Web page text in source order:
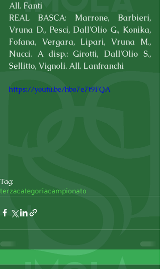
All. Fanti
REAL BASCA: Marrone, Barbieri,
Vruna D., Pesci, Dall'Olio G., Konika,
Fofana, Vergara, Lipari, Vruna M.,
Nucci. A disp.: Girotti, Dall'Olio S.,
Sellitto, Vignoli. All. Lanfranchi
https://youtu.be/hbo7e7t9FQA
Tag:
terzacategoriacampionato